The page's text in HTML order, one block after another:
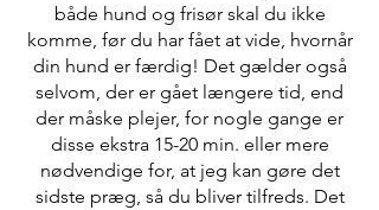
både hund og frisør skal du ikke
komme, før du har fået at vide, hvornår
din hund er færdig! Det gælder også
selvom, der er gået længere tid, end
der måske plejer, for nogle gange er
disse ekstra 15-20 min. eller mere
nødvendige for, at jeg kan gøre det
sidste præg, så du bliver tilfreds. Det